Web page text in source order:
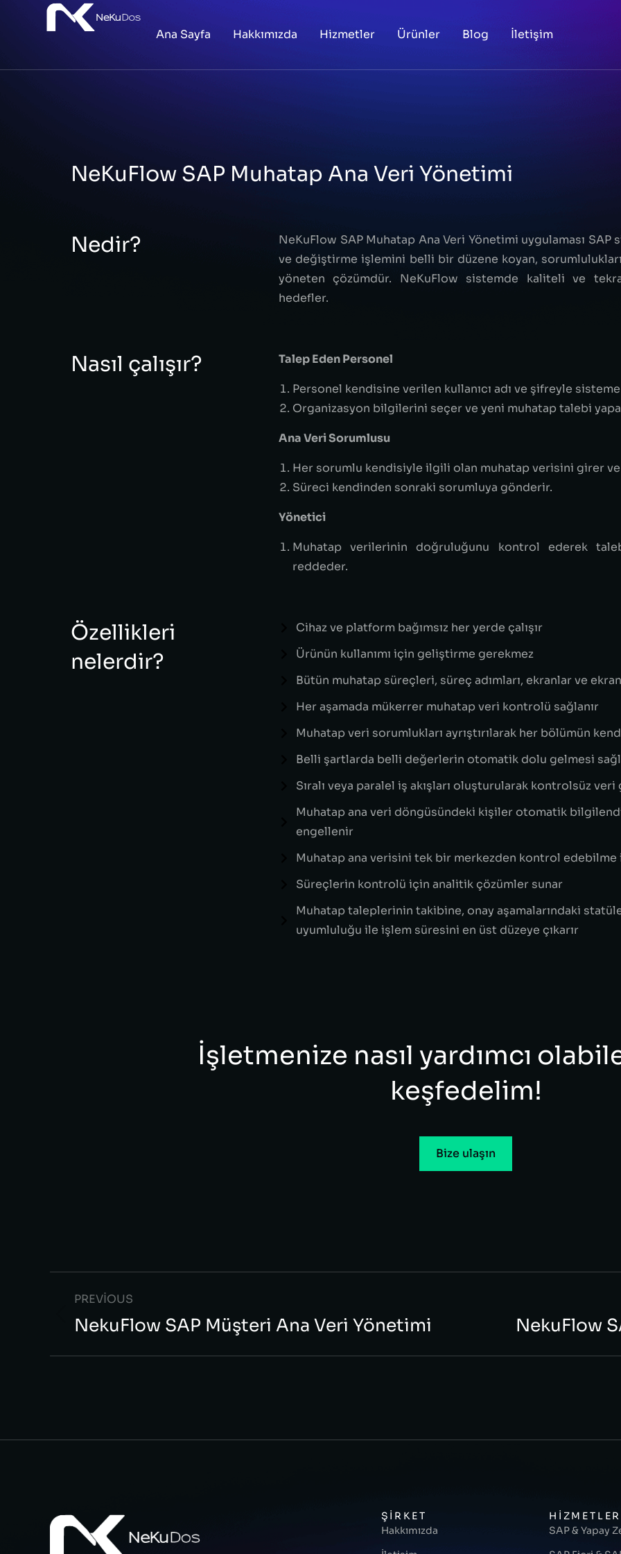
Ana Sayfa Hakkımızda Hizmetler Ürünler Blog İletişim
NeKuFlow SAP Muhatap Ana Veri Yönetimi
Nedir?
NeKuFlow SAP Muhatap Ana Veri Yönetimi uygulaması
ve değiştirme işlemini belli bir düzene koyan,
yöneten çözümdür. NeKuFlow sistemde kaliteli ve
hedefler.
Nasıl çalışır? Talep Eden Personel
Personel kendisine verilen kullanıcı adı ve şifreyle
Organizasyon bilgilerini seçer ve yeni muhatap talebi
Ana Veri Sorumlusu
Her sorumlu kendisiyle ilgili olan muhatap verisini girer
Süreci kendinden sonraki sorumluya gönderir.
Yönetici
Muhatap verilerinin doğruluğunu kontrol ederek
reddeder.
Özellikleri
nelerdir?
Cihaz ve platform bağımsız her yerde çalışır
Ürünün kullanımı için geliştirme gerekmez
Bütün muhatap süreçleri, süreç adımları, ekranlar ve
Her aşamada mükerrer muhatap veri kontrolü sağlanır
Muhatap veri sorumlukları ayrıştırılarak her bölümün
Belli şartlarda belli değerlerin otomatik dolu gelmesi
Sıralı veya paralel iş akışları oluşturularak kontrolsüz
Muhatap ana veri döngüsündeki kişiler otomatik
engellenir
Muhatap ana verisini tek bir merkezden kontrol edebilme
Süreçlerin kontrolü için analitik çözümler sunar
Muhatap taleplerinin takibine, onay aşamalarındaki
uyumluluğu ile işlem süresini en üst düzeye çıkarır
İşletmenize nasıl yardımcı
keşfedelim!​
Bize ulaşın
PREVIOUS
NekuFlow SAP Müşteri Ana Veri Yönetimi NekuFlow
ŞIRKET
Hakkımızda
HIZMETLER
SAP & Yapay